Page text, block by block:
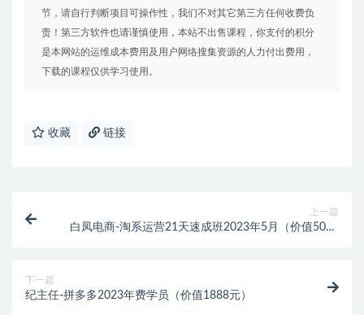
节，请自行判断项目可操作性，我们不对其它第三方任何收费负
责！第三方软件也请谨慎使用，本站不出售课程，你支付的积分
是本网站的运维成本费用及用户网络搜集资源的人力付出费用，
下载的课程仅供学习使用。
收藏 链接
上一篇
白凤电商-淘系运营21天速成班2023年5月（价值5000
下一篇
纪主任-拼多多2023年费学员（价值1888元）